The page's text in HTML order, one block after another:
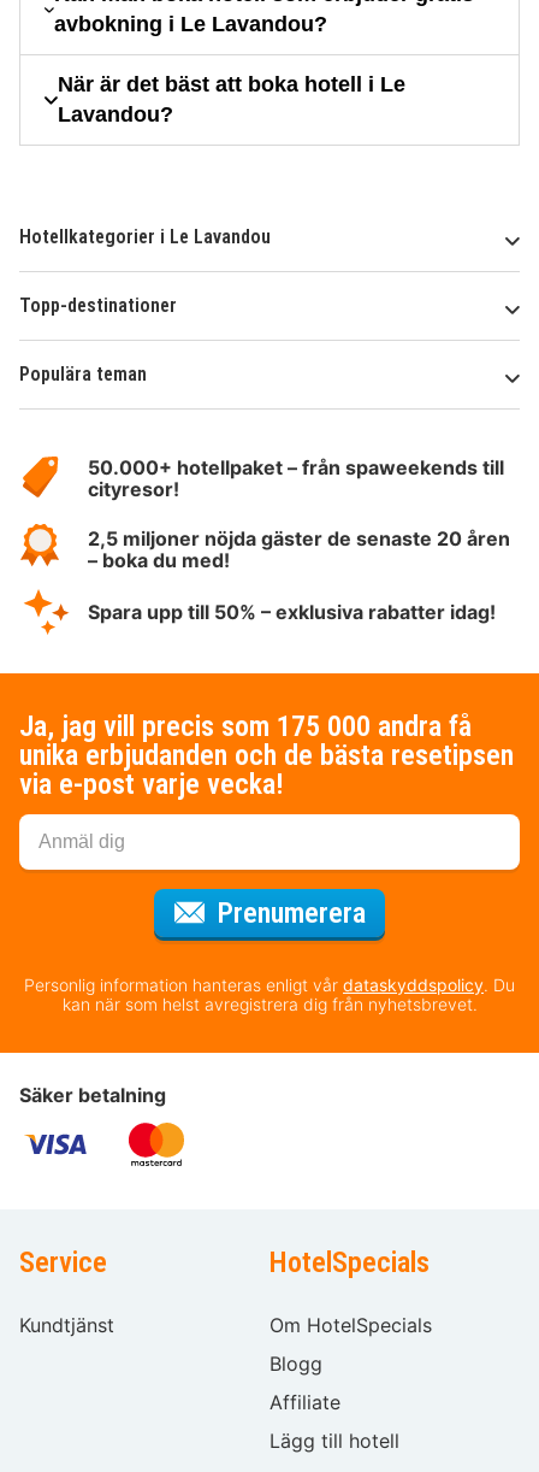
avbokning i Le Lavandou?
När är det bäst att boka hotell i Le
Lavandou?
Hotellkategorier i Le Lavandou
Topp-destinationer
Populära teman
HotelSpecials50.000+ hotellpaket – från spaweekends till
cityresor!
2,5 miljoner nöjda gäster de senaste 20 åren
– boka du med!
Spara upp till 50% – exklusiva rabatter idag!
Ja, jag vill precis som 175 000 andra få
unika erbjudanden och de bästa resetipsen
via e-post varje vecka!
Prenumerera
Personlig information hanteras enligt vår dataskyddspolicy. Du
kan när som helst avregistrera dig från nyhetsbrevet.
Säker betalning
Service
Kundtjänst
HotelSpecials
Om HotelSpecials
Blogg
Affiliate
Lägg till hotell